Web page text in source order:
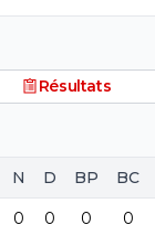
Résultats
N D BP BC
0 0 0 0